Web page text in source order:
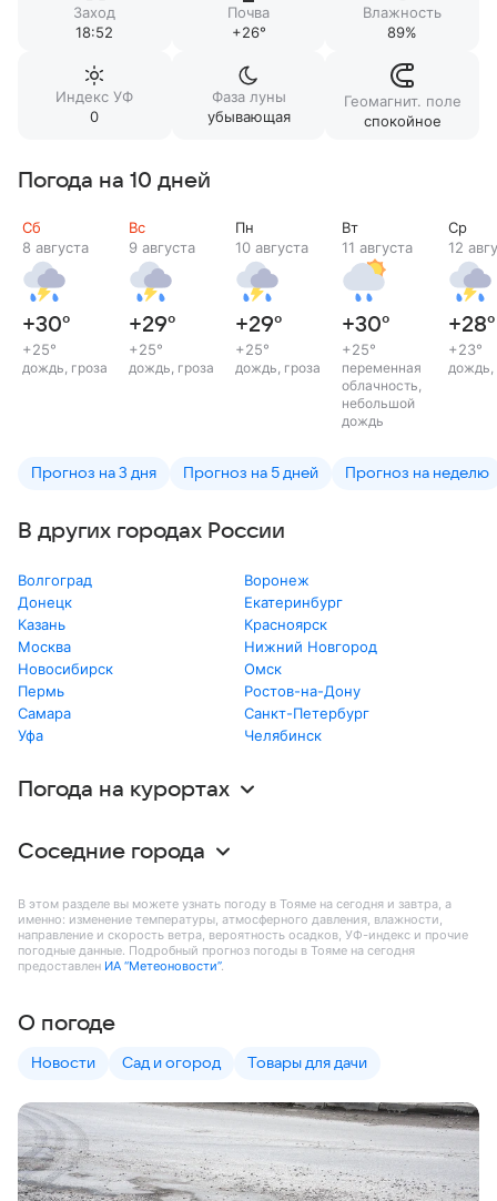
Заход
18:52
Почва
+26°
Влажность
89%
Индекс УФ
0
Фаза луны
убывающая
Геомагнит. поле
спокойное
Погода на 10 дней
Сб
8 августа
+30°
+25°
дождь, гроза
Вс
9 августа
+29°
+25°
дождь, гроза
Пн
10 августа
+29°
+25°
дождь, гроза
Вт
11 августа
+30°
+25°
переменная
облачность,
небольшой
дождь
Ср
12
+28°
+23°
дождь,
Прогноз на 3 дня Прогноз на 5 дней Прогноз на неделю
В других городах России
Волгоград
Воронеж
Донецк
Екатеринбург
Казань
Красноярск
Москва
Нижний Новгород
Новосибирск
Омск
Пермь
Ростов-на-Дону
Самара
Санкт-Петербург
Уфа
Челябинск
Погода на курортах
Соседние города
В этом разделе вы можете узнать погоду в Тояме на сегодня и завтра, а
именно: изменение температуры, атмосферного давления, влажности,
направление и скорость ветра, вероятность осадков, УФ-индекс и прочие
погодные данные. Подробный прогноз погоды в Тояме на сегодня
предоставлен ИА “Метеоновости”.
О погоде
Новости Сад и огород Товары для дачи